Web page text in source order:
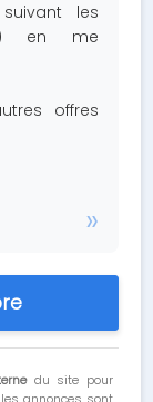
les
en me
offres
du site pour